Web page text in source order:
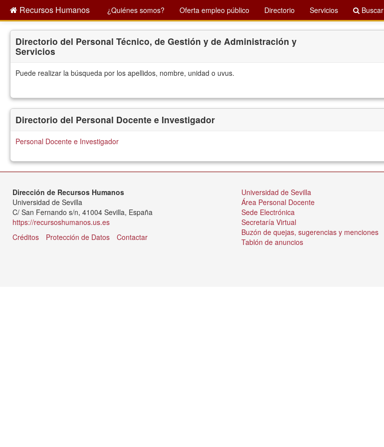
Recursos Humanos ¿Quiénes somos? Oferta empleo público Directorio Servicios Buscar
Directorio del Personal Técnico, de Gestión y de Administración y
Servicios
Puede realizar la búsqueda por los apellidos, nombre, unidad o uvus.
Directorio del Personal Docente e Investigador
Personal Docente e Investigador
Dirección de Recursos Humanos
Universidad de Sevilla
C/ San Fernando s/n, 41004 Sevilla, España
https://recursoshumanos.us.es
Créditos
Protección de Datos Contactar
Universidad de Sevilla
Área Personal Docente
Sede Electrónica
Secretaría Virtual
Buzón de quejas, sugerencias y menciones
Tablón de anuncios